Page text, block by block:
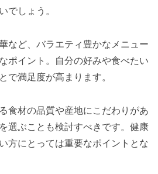
でしょう。
など、バラエティ豊かなメニュー
ポイント。自分の好みや食べたい
で満足度が高まります。
食材の品質や産地にこだわりがあ
選ぶことも検討すべきです。健康
方にとっては重要なポイントとな